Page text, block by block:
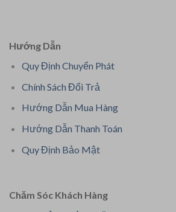
Hướng Dẫn
Quy Định Chuyển Phát
Chính Sách Đổi Trả
Hướng Dẫn Mua Hàng
Hướng Dẫn Thanh Toán
Quy Định Bảo Mật
Chăm Sóc Khách Hàng